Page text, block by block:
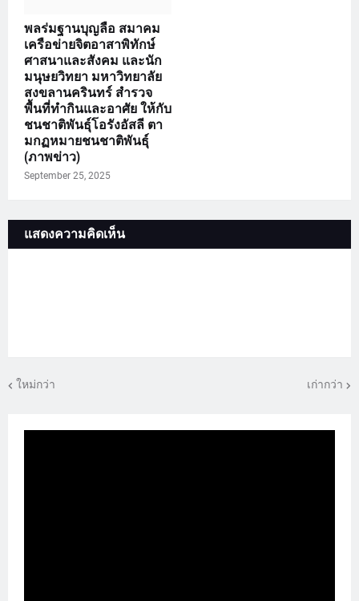
พลร่มฐานบุญลือ สมาคม
เครือข่ายจิตอาสาพิทักษ์
ศาสนาและสังคม และนัก
มนุษยวิทยา มหาวิทยาลัย
สงขลานครินทร์ สำรวจ
พื้นที่ทำกินและอาศัย ให้กับ
ชนชาติพันธุ์โอรังอัสลี ตา
มกฏหมายชนชาติพันธุ์
(ภาพข่าว)
September 25, 2025
แสดงความคิดเห็น
ใหม่กว่า เก่ากว่า